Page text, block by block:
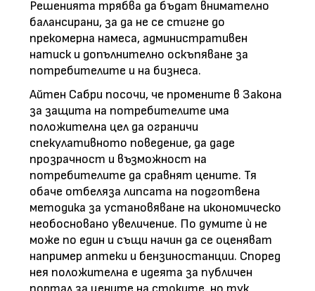
Решенията трябва да бъдат внимателно
балансирани, за да не се стигне до
прекомерна намеса, административен
натиск и допълнително оскъпяване за
потребителите и на бизнеса.
Айтен Сабри посочи, че промените в Закона
за защита на потребителите има
положителна цел да ограничи
спекулативното поведение, да даде
прозрачност и възможност на
потребителите да сравнят цените. Тя
обаче отбеляза липсата на подготвена
методика за установяване на икономическо
необосновано увеличение. По думите ѝ не
може по един и същи начин да се оценяват
например аптеки и бензиностанции. Според
нея положителна е идеята за публичен